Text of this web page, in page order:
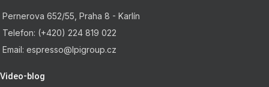
Pernerova 652/55, Praha 8 - Karlín
Telefon: (+420) 224 819 022
Email: espresso@lpigroup.cz
Video-blog